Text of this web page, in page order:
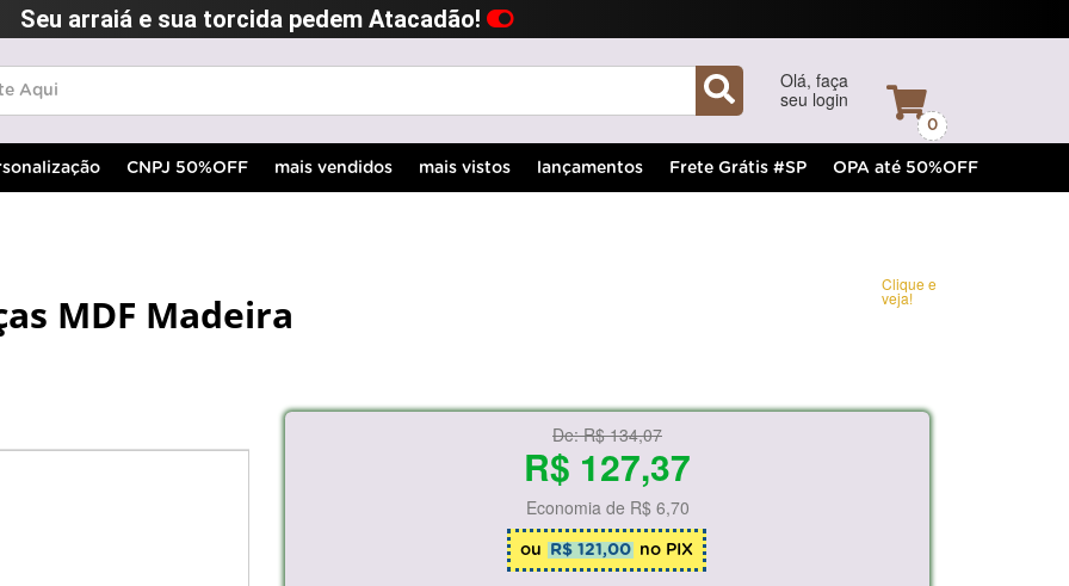
Seu arraiá e sua torcida pedem Atacadão!
Olá, faça
seu login
0
CNPJ 50%OFF mais vendidos mais vistos lançamentos Frete Grátis #SP OPA até 50%OFF
MDF Madeira
Clique e
veja!
De:R$ 134,07
R$ 127,37
Economia de R$ 6,70
ou R$ 121,00 no PIX